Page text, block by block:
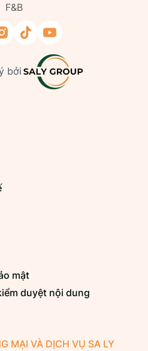
F&B
bởi
mật
duyệt nội dung
MẠI VÀ DỊCH VỤ SA LY